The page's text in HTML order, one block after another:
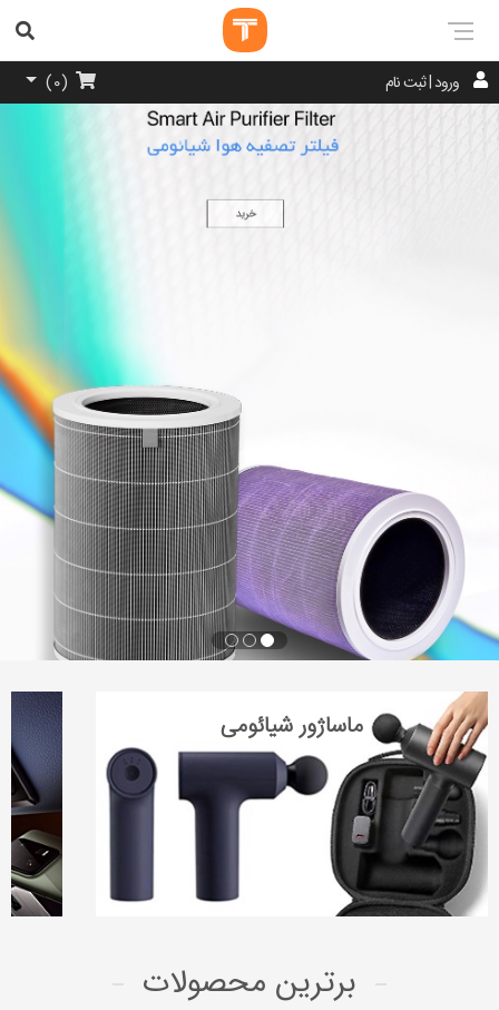
ورود | ثبت نام (
0
)
ماساژور شیائومی
برترین محصولات